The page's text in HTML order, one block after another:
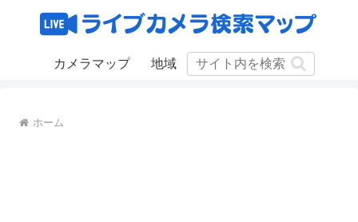
カメラマップ 地域
ホーム